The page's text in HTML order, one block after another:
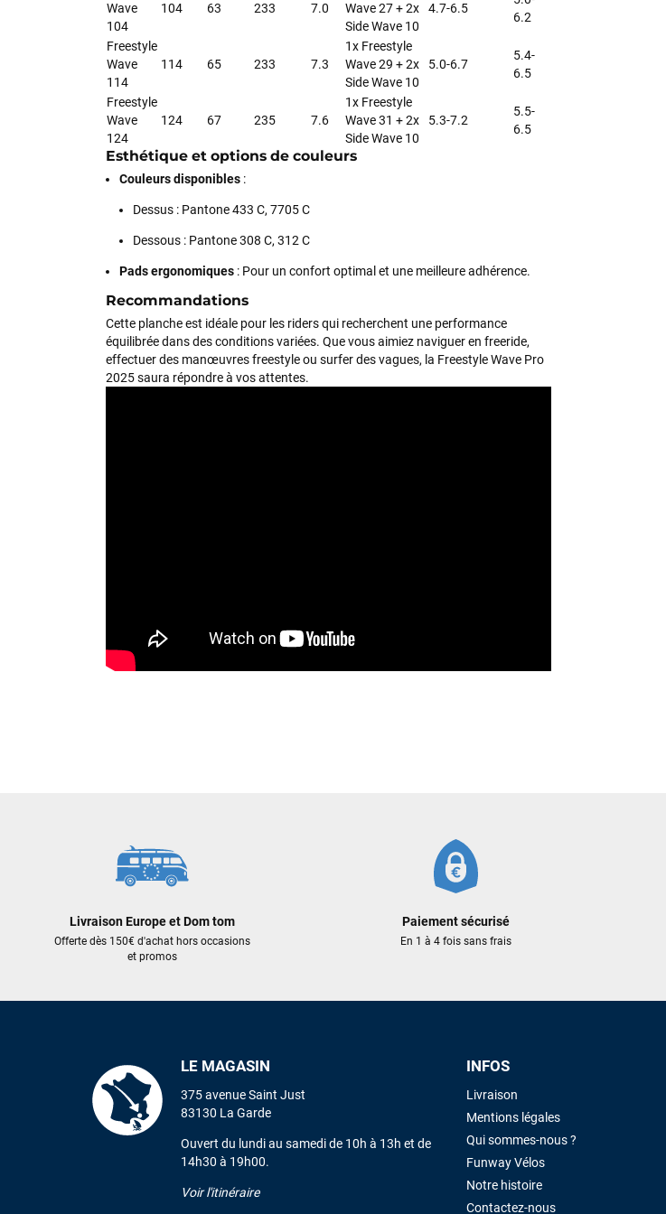
Wave
104
104 63 233 7.0
Wave 27 + 2x
Side Wave 10
4.7-6.5
6.2
Freestyle
Wave
114
114 65 233 7.3
1x Freestyle
Wave 29 + 2x
Side Wave 10
5.0-6.7
5.4-
6.5
Freestyle
Wave
124
124 67 235 7.6
1x Freestyle
Wave 31 + 2x
Side Wave 10
5.3-7.2
5.5-
6.5
Esthétique et options de couleurs
Couleurs disponibles :
Dessus : Pantone 433 C, 7705 C
Dessous : Pantone 308 C, 312 C
Pads ergonomiques : Pour un confort optimal et une meilleure adhérence.
Recommandations
Cette planche est idéale pour les riders qui recherchent une performance
équilibrée dans des conditions variées. Que vous aimiez naviguer en freeride,
effectuer des manœuvres freestyle ou surfer des vagues, la Freestyle Wave Pro
2025 saura répondre à vos attentes.
Livraison Europe et Dom tom
Offerte dès 150€ d'achat hors occasions
et promos
Paiement sécurisé
En 1 à 4 fois sans frais
LE MAGASIN
375 avenue Saint Just
83130 La Garde
Ouvert du lundi au samedi de 10h à 13h et de
14h30 à 19h00.
Voir l'itinéraire
INFOS
Livraison
Mentions légales
Qui sommes-nous ?
Funway Vélos
Notre histoire
Contactez-nous
Sébastien BACHELIER
Cela faisait 6 mois que je galérais à remplacer
trouvé une pépite à laquelle je n'aurais jamais
excellent prix et en plus super sympas. Merci
dyno !
VOIR TOUS LES AVIS